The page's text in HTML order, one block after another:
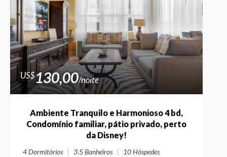
US$130,00/noite
Ambiente Tranquilo e Harmonioso 4 bd,
Condomínio familiar, pátio privado, perto
da Disney!
4Dormitórios 3.5Banheiros 10Hóspedes